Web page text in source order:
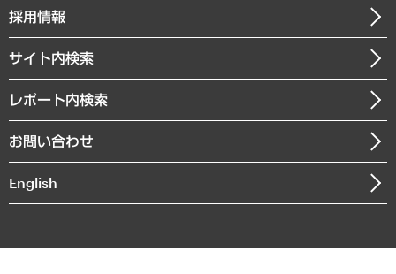
経済・産業・雇用・労働
まちづくり・観光・交通・スポーツ・スマートシティ
自然資源・農林水産業・食料システム
経営用語集
受託・受注実績（官公庁関連）
メディア掲載・出演
会社概要
沿革
組織図・本部部室紹介
インドネシア現地法人
個人情報保護方針
ニュースリリース
お知らせ
採用情報
サイト内検索
レポート内検索
お問い合わせ
English